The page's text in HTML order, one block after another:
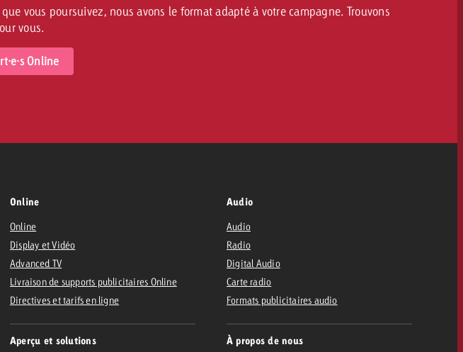
vous poursuivez, nous avons le format adapté à votre campagne. Trouvons
vous.
Online
Online
Online
Display et Vidéo
Advanced TV
Livraison de supports publicitaires Online
Directives et tarifs en ligne
Aperçu et solutions
Audio
Audio
Radio
Digital Audio
Carte radio
Formats publicitaires audio
À propos de nous